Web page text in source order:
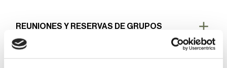
REUNIONES Y RESERVAS DE GRUPOS
RECEPCIÓN